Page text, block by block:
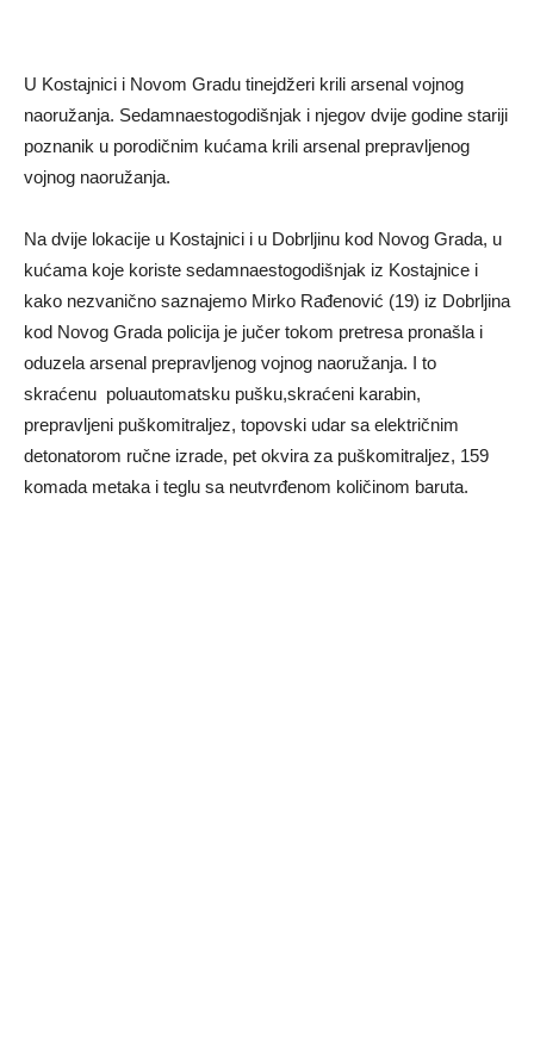
U Kostajnici i Novom Gradu tinejdžeri krili arsenal vojnog
naoružanja. Sedamnaestogodišnjak i njegov dvije godine stariji
poznanik u porodičnim kućama krili arsenal prepravljenog
vojnog naoružanja.
Na dvije lokacije u Kostajnici i u Dobrljinu kod Novog Grada, u
kućama koje koriste sedamnaestogodišnjak iz Kostajnice i
kako nezvanično saznajemo Mirko Rađenović (19) iz Dobrljina
kod Novog Grada policija je jučer tokom pretresa pronašla i
oduzela arsenal prepravljenog vojnog naoružanja. I to
skraćenu poluautomatsku pušku,skraćeni karabin,
prepravljeni puškomitraljez, topovski udar sa električnim
detonatorom ručne izrade, pet okvira za puškomitraljez, 159
komada metaka i teglu sa neutvrđenom količinom baruta.